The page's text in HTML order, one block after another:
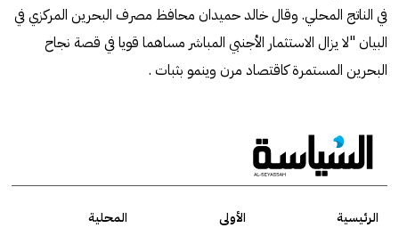
في الناتج المحلي. وقال خالد حميدان محافظ مصرف البحرين المركزي في
البيان "لا يزال الاستثمار الأجنبي المباشر مساهما قويا في قصة نجاح
البحرين المستمرة كاقتصاد مرن وينمو بثبات .
الرئيسية الأولى
المحلية